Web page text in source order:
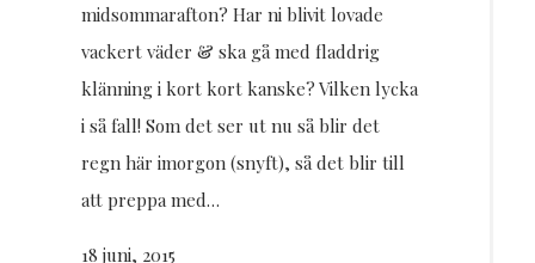
midsommarafton? Har ni blivit lovade
vackert väder & ska gå med fladdrig
klänning i kort kort kanske? Vilken lycka
i så fall! Som det ser ut nu så blir det
regn här imorgon (snyft), så det blir till
att preppa med…
18 juni, 2015